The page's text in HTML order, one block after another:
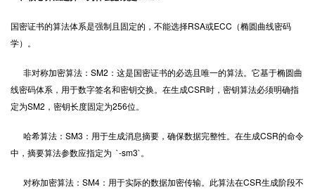
国密证书的算法体系是强制且固定的，不能选择RSA或ECC（椭圆曲线密码
学）。
非对称加密算法：SM2：这是国密证书的必选且唯一的算法。它基于椭圆曲
线密码体系，用于数字签名和密钥交换。在生成CSR时，密钥算法必须明确指
定为SM2，密钥长度固定为256位。
哈希算法：SM3：用于生成消息摘要，确保数据完整性。在生成CSR的命令
中，摘要算法参数应指定为 `-sm3`。
对称加密算法：SM4：用于实际的数据加密传输。此算法在CSR生成阶段不